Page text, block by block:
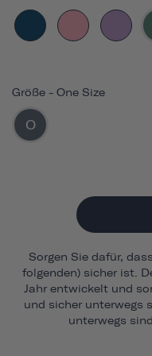
Größe - One Size
O
Sorgen Sie dafür,
folgenden) sicher ist.
Jahr entwickelt und
und sicher unterwegs
unterwegs